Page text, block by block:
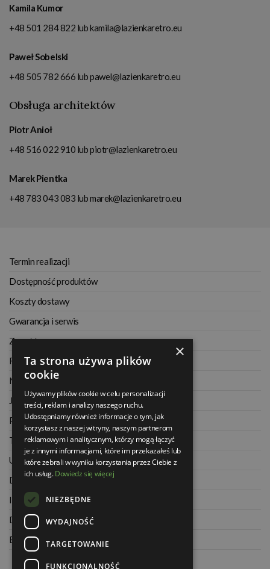
Kamila Kumor
+48 501 284 822 lubkamila@lazienkaretro.eu
Paweł Sobelski
+48 505 782 666 lubpawel@lazienkaretro.eu
Obsługa architektów
Piotr Anioł
+48 516 022 910 lubpiotr@lazienkaretro.eu
Marek Pientka
+48 783 043 083 lubmarek@lazienkaretro.eu
Termin realizacji
Dostępność produktów
Koszty dostawy
Gwarancja i serwis
Zwrot towaru
Regulamin
Najczęściej zadawane pytania
Jak kupować na raty
Polityka prywatności
Twoje zamówienia
Ustawienia konta
Dane kontaktowe
Informacje o firmie
Dla architektów
Blog
×
Ta strona używa plików
cookie
Używamy plików cookie w celu personalizacji
treści, reklam i analizy naszego ruchu.
Udostępniamy również informacje o tym, jak
korzystasz z naszej witryny, naszym partnerom
reklamowym i analitycznym, którzy mogą łączyć
je z innymi informacjami, które im przekazałeś lub
które zebrali w wyniku korzystania przez Ciebie z
ich usług.Dowiedz się więcej
NIEZBĘDNE
WYDAJNOŚĆ
TARGETOWANIE
FUNKCJONALNOŚĆ